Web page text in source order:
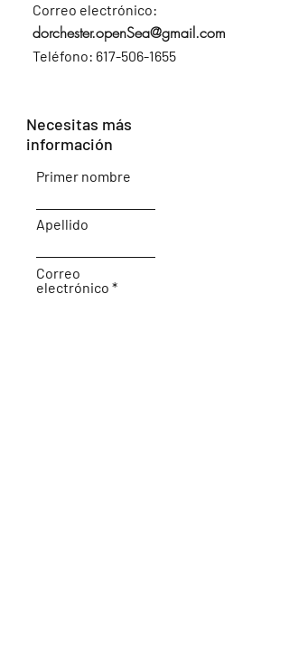
Correo electrónico:
dorchester.openSea@gmail.com
Teléfono: 617-506-1655
Necesitas más
información
Primer nombre
Apellido
Correo
electrónico